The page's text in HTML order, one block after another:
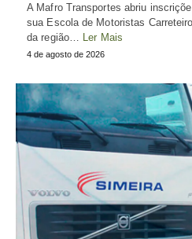
A Mafro Transportes abriu
sua Escola de Motoristas
da região… Ler Mais
4 de agosto de 2026